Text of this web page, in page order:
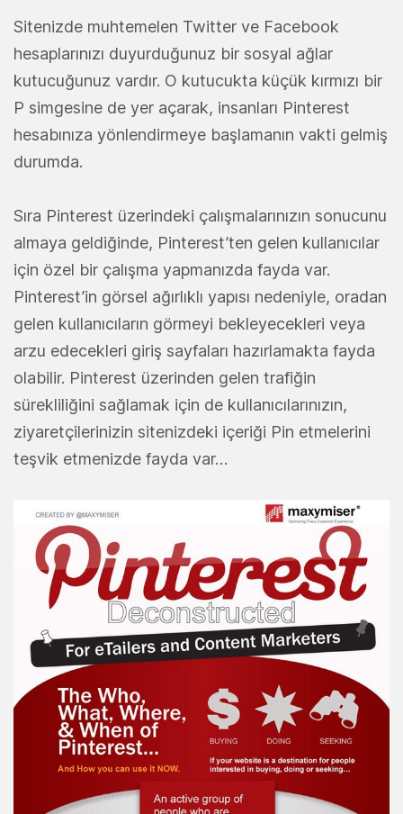
Sitenizde muhtemelen Twitter ve Facebook
hesaplarınızı duyurduğunuz bir sosyal ağlar
kutucuğunuz vardır. O kutucukta küçük kırmızı bir
P simgesine de yer açarak, insanları Pinterest
hesabınıza yönlendirmeye başlamanın vakti gelmiş
durumda.
Sıra Pinterest üzerindeki çalışmalarınızın sonucunu
almaya geldiğinde, Pinterest’ten gelen kullanıcılar
için özel bir çalışma yapmanızda fayda var.
Pinterest’in görsel ağırlıklı yapısı nedeniyle, oradan
gelen kullanıcıların görmeyi bekleyecekleri veya
arzu edecekleri giriş sayfaları hazırlamakta fayda
olabilir. Pinterest üzerinden gelen trafiğin
sürekliliğini sağlamak için de kullanıcılarınızın,
ziyaretçilerinizin sitenizdeki içeriği Pin etmelerini
teşvik etmenizde fayda var…